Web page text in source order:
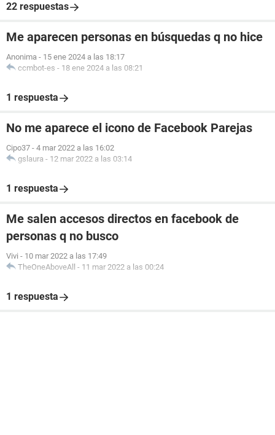
22 respuestas
Me aparecen personas en búsquedas q no hice
Anonima - 15 ene 2024 a las 18:17
ccmbot-es - 18 ene 2024 a las 08:21
1 respuesta
No me aparece el icono de Facebook Parejas
Cipo37 - 4 mar 2022 a las 16:02
gslaura - 12 mar 2022 a las 03:14
1 respuesta
Me salen accesos directos en facebook de
personas q no busco
Vivi - 10 mar 2022 a las 17:49
TheOneAboveAll - 11 mar 2022 a las 00:24
1 respuesta